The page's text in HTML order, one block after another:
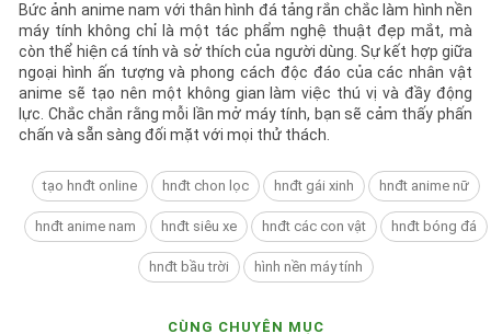
Bức ảnh anime nam với thân hình đá tảng rắn chắc làm hình nền
máy tính không chỉ là một tác phẩm nghệ thuật đẹp mắt, mà
còn thể hiện cá tính và sở thích của người dùng. Sự kết hợp giữa
ngoại hình ấn tượng và phong cách độc đáo của các nhân vật
anime sẽ tạo nên một không gian làm việc thú vị và đầy động
lực. Chắc chắn rằng mỗi lần mở máy tính, bạn sẽ cảm thấy phấn
chấn và sẵn sàng đối mặt với mọi thử thách.
tạo hnđt online hnđt chon lọc hnđt gái xinh hnđt anime nữ
hnđt anime nam hnđt siêu xe hnđt các con vật hnđt bóng đá
hnđt bầu trời hình nền máy tính
CÙNG CHUYÊN MỤC